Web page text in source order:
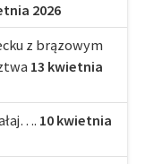
2026
z brązowym
13 kwietnia
10 kwietnia